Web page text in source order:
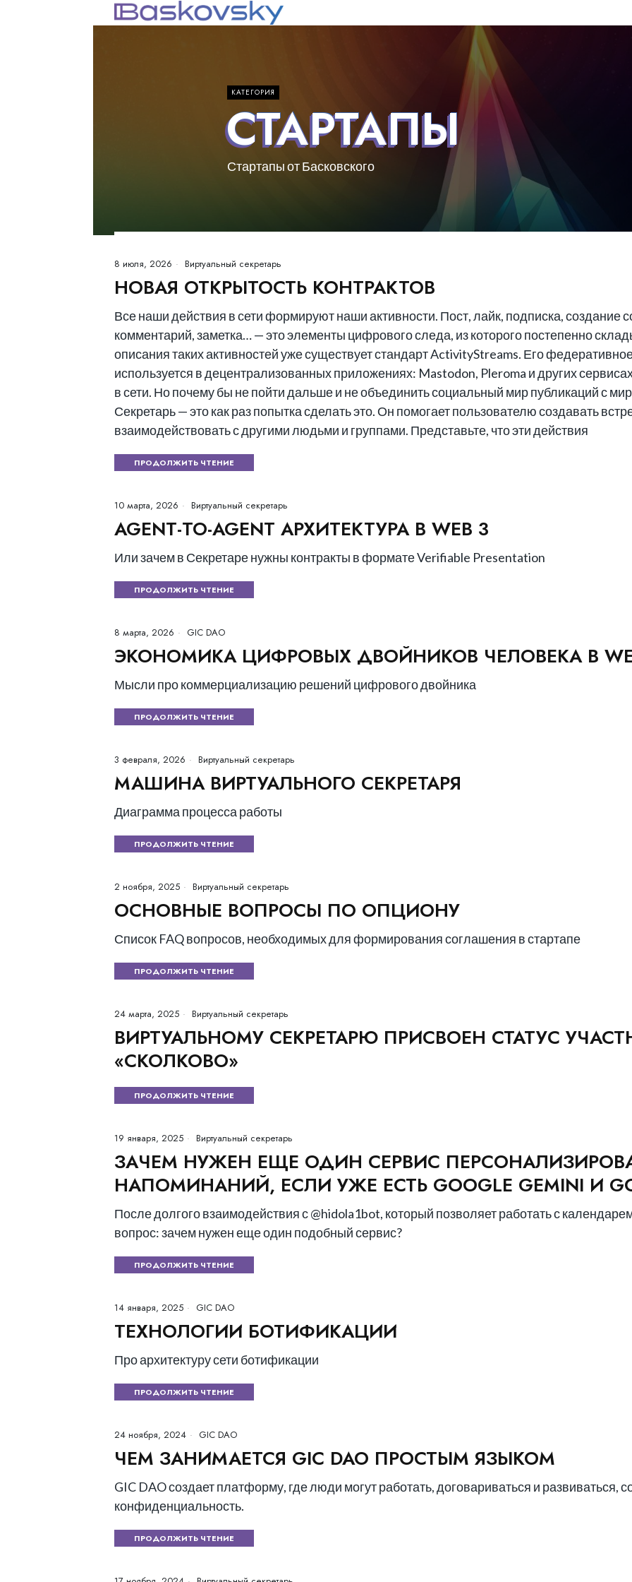
КАТЕГОРИЯ
СТАРТАПЫ
Стартапы от Басковского
8 июля, 2026 Виртуальный секретарь
НОВАЯ ОТКРЫТОСТЬ КОНТРАКТОВ
Все наши действия в сети формируют наши активности. Пост, лайк, подписка, создание
комментарий, заметка… — это элементы цифрового следа, из которого постепенно
описания таких активностей уже существует стандарт ActivityStreams. Его
используется в децентрализованных приложениях: Mastodon, Pleroma и других
в сети. Но почему бы не пойти дальше и не объединить социальный мир публикаций с
Секретарь — это как раз попытка сделать это. Он помогает пользователю создавать
взаимодействовать с другими людьми и группами. Представьте, что эти действия
ПРОДОЛЖИТЬ ЧТЕНИЕ
10 марта, 2026 Виртуальный секретарь
AGENT-TO-AGENT АРХИТЕКТУРА В WEB 3
Или зачем в Секретаре нужны контракты в формате Verifiable Presentation
ПРОДОЛЖИТЬ ЧТЕНИЕ
8 марта, 2026 GIC DAO
ЭКОНОМИКА ЦИФРОВЫХ ДВОЙНИКОВ ЧЕЛОВЕКА В
Мысли про коммерциализацию решений цифрового двойника
ПРОДОЛЖИТЬ ЧТЕНИЕ
3 февраля, 2026 Виртуальный секретарь
МАШИНА ВИРТУАЛЬНОГО СЕКРЕТАРЯ
Диаграмма процесса работы
ПРОДОЛЖИТЬ ЧТЕНИЕ
2 ноября, 2025 Виртуальный секретарь
ОСНОВНЫЕ ВОПРОСЫ ПО ОПЦИОНУ
Список FAQ вопросов, необходимых для формирования соглашения в стартапе
ПРОДОЛЖИТЬ ЧТЕНИЕ
24 марта, 2025 Виртуальный секретарь
ВИРТУАЛЬНОМУ СЕКРЕТАРЮ ПРИСВОЕН СТАТУС
«СКОЛКОВО»
ПРОДОЛЖИТЬ ЧТЕНИЕ
19 января, 2025 Виртуальный секретарь
ЗАЧЕМ НУЖЕН ЕЩЕ ОДИН СЕРВИС
НАПОМИНАНИЙ, ЕСЛИ УЖЕ ЕСТЬ GOOGLE GEMINI И
После долгого взаимодействия с @hidola1bot, который позволяет работать с
вопрос: зачем нужен еще один подобный сервис?
ПРОДОЛЖИТЬ ЧТЕНИЕ
14 января, 2025 GIC DAO
ТЕХНОЛОГИИ БОТИФИКАЦИИ
Про архитектуру сети ботификации
ПРОДОЛЖИТЬ ЧТЕНИЕ
24 ноября, 2024 GIC DAO
ЧЕМ ЗАНИМАЕТСЯ GIC DAO ПРОСТЫМ ЯЗЫКОМ
GIC DAO создает платформу, где люди могут работать, договариваться и развиваться,
конфиденциальность.
ПРОДОЛЖИТЬ ЧТЕНИЕ